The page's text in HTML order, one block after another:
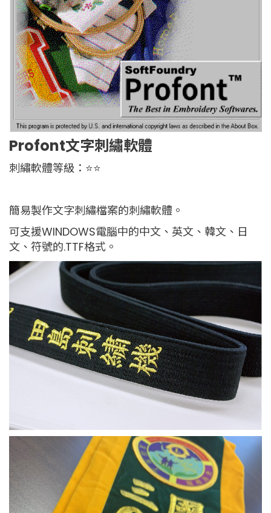
Profont文字刺繡軟體
刺繡軟體等級：⭐️⭐️
簡易製作文字刺繡檔案的刺繡軟體。
可支援WINDOWS電腦中的中文、英文、韓文、日
文、符號的.TTF格式。